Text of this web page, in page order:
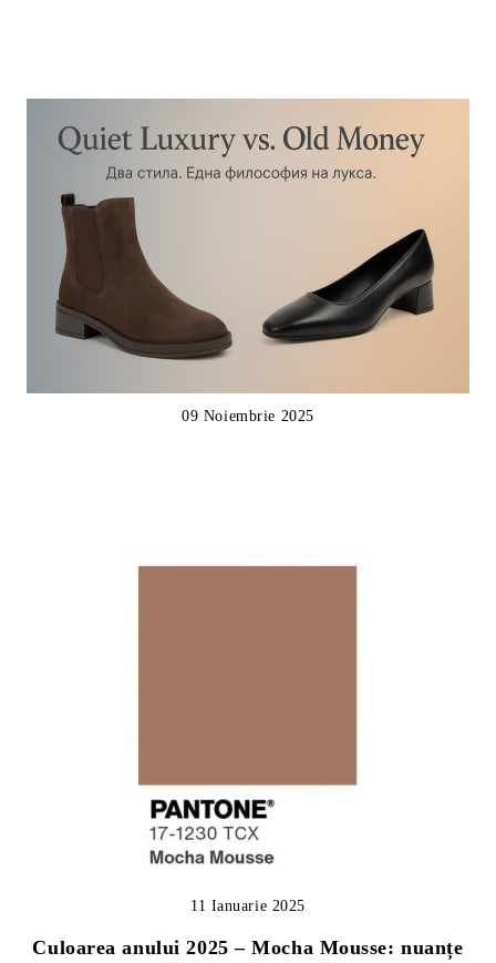
09 Noiembrie 2025
Culoarea anului 2025 – Mocha Mousse: nuanțe
11 Ianuarie 2025